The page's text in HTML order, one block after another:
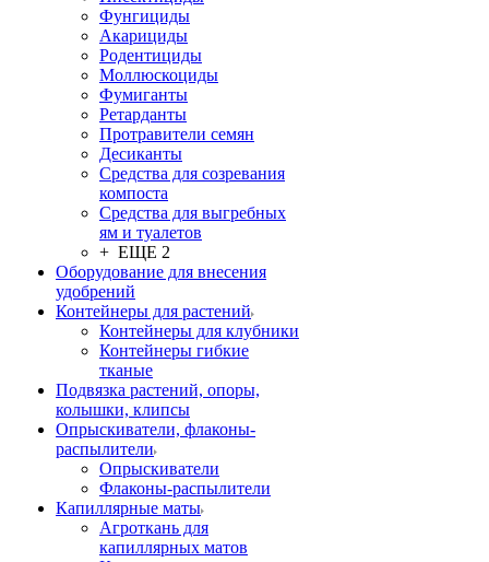
Фунгициды
Акарициды
Родентициды
Моллюскоциды
Фумиганты
Ретарданты
Протравители семян
Десиканты
Средства для созревания
компоста
Средства для выгребных
ям и туалетов
+ ЕЩЕ 2
Оборудование для внесения
удобрений
Контейнеры для растений
Контейнеры для клубники
Контейнеры гибкие
тканые
Подвязка растений, опоры,
колышки, клипсы
Опрыскиватели, флаконы-
распылители
Опрыскиватели
Флаконы-распылители
Капиллярные маты
Агроткань для
капиллярных матов